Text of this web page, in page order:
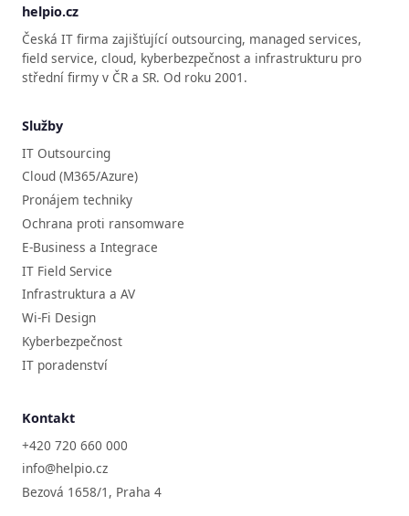
helpio.cz
Česká IT firma zajišťující outsourcing, managed services,
field service, cloud, kyberbezpečnost a infrastrukturu pro
střední firmy v ČR a SR. Od roku 2001.
Služby
IT Outsourcing
Cloud (M365/Azure)
Pronájem techniky
Ochrana proti ransomware
E-Business a Integrace
IT Field Service
Infrastruktura a AV
Wi-Fi Design
Kyberbezpečnost
IT poradenství
Kontakt
+420 720 660 000
info@helpio.cz
Bezová 1658/1, Praha 4